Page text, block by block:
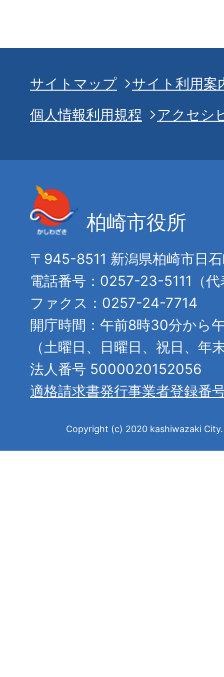
サイトマップ
サイト利用案
個人情報利用規程
アクセシ
柏崎市役所
〒945-8511 新潟県柏崎市日
電話番号：0257-23-5111（代
ファクス：0257-24-7714
開庁時間：午前8時30分から
（土曜日、日曜日、祝日、年
法人番号 5000020152056
適格請求書発行事業者登録番
Copyright (c) 2020 kashiwazaki